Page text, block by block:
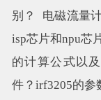
别？
电磁流量
isp芯片和npu芯
的计算公式以
件？irf3205的参